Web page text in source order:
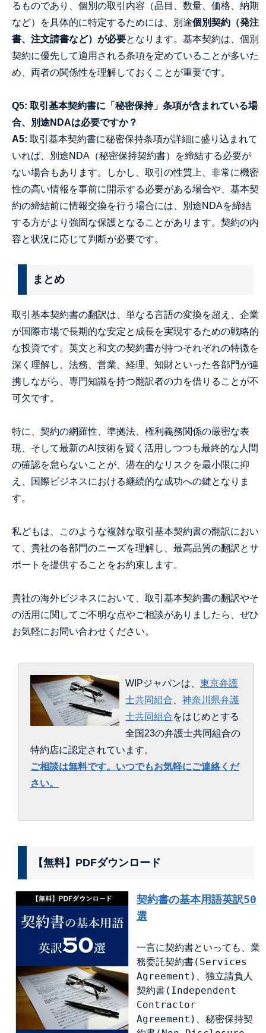
るものであり、個別の取引内容（品目、数量、価格、納期
など）を具体的に特定するためには、別途個別契約（発注
書、注文請書など）が必要となります。基本契約は、個別
契約に優先して適用される条項を定めていることが多いた
め、両者の関係性を理解しておくことが重要です。
Q5: 取引基本契約書に「秘密保持」条項が含まれている場
合、別途NDAは必要ですか？
A5: 取引基本契約書に秘密保持条項が詳細に盛り込まれて
いれば、別途NDA（秘密保持契約書）を締結する必要が
ない場合もあります。しかし、取引の性質上、非常に機密
性の高い情報を事前に開示する必要がある場合や、基本契
約の締結前に情報交換を行う場合には、別途NDAを締結
する方がより強固な保護となることがあります。契約の内
容と状況に応じて判断が必要です。
まとめ
取引基本契約書の翻訳は、単なる言語の変換を超え、企業
が国際市場で長期的な安定と成長を実現するための戦略的
な投資です。英文と和文の契約書が持つそれぞれの特徴を
深く理解し、法務、営業、経理、知財といった各部門が連
携しながら、専門知識を持つ翻訳者の力を借りることが不
可欠です。
特に、契約の網羅性、準拠法、権利義務関係の厳密な表
現、そして最新のAI技術を賢く活用しつつも最終的な人間
の確認を怠らないことが、潜在的なリスクを最小限に抑
え、国際ビジネスにおける継続的な成功への鍵となりま
す。
私どもは、このような複雑な取引基本契約書の翻訳におい
て、貴社の各部門のニーズを理解し、最高品質の翻訳とサ
ポートを提供することをお約束します。
貴社の海外ビジネスにおいて、取引基本契約書の翻訳やそ
の活用に関してご不明な点やご相談がありましたら、ぜひ
お気軽にお問い合わせください。
WIPジャパンは、 東京弁護
士共同組合
神奈川県弁護
士共同組合をはじめとする
全国23の弁護士共同組合の
特約店に認定されています。
ご相談は無料です。いつでもお気軽にご連絡くだ
さい。
【無料】PDFダウンロード
契約書の基本用語英訳50
選
一言に契約書といっても、業
務委託契約書(Services
Agreement)、独立請負人
契約書(Independent
Contractor
Agreement)、秘密保持契